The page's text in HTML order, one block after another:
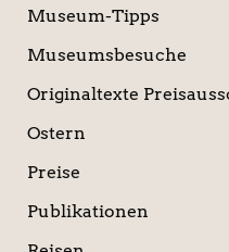
Museum-Tipps
Museumsbesuche
Originaltexte
Ostern
Preise
Publikationen